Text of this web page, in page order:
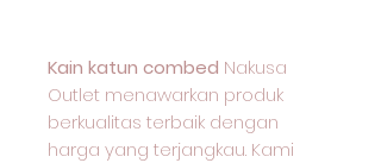
Kain katun combed Nakusa
Outlet menawarkan produk
berkualitas terbaik dengan
harga yang terjangkau. Kami